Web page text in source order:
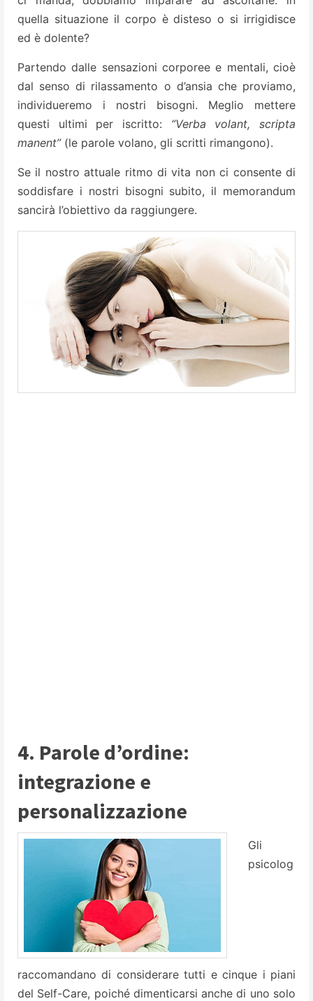
quella situazione il corpo è disteso o si irrigidisce
ed è dolente?
Partendo dalle sensazioni corporee e mentali, cioè
dal senso di rilassamento o d’ansia che proviamo,
individueremo i nostri bisogni. Meglio mettere
questi ultimi per iscritto: “Verba volant, scripta
manent”(le parole volano, gli scritti rimangono).
Se il nostro attuale ritmo di vita non ci consente di
soddisfare i nostri bisogni subito, il memorandum
sancirà l’obiettivo da raggiungere.
4. Parole d’ordine:
integrazione e
personalizzazione
Gli
psicolog
raccomandano di considerare tutti e cinque i piani
del Self-Care, poiché dimenticarsi anche di uno solo